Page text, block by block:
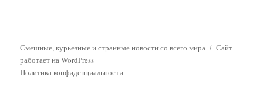
Смешные, курьезные и странные новости со всего мира
Сайт
работает на WordPress
Политика конфиденциальности